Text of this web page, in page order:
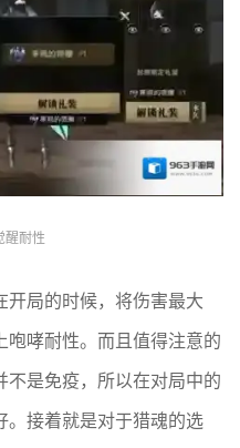
醒耐性
开局的时候，将伤害最大
咆哮耐性。而且值得注意的
不是免疫，所以在对局中的
。接着就是对于猎魂的选